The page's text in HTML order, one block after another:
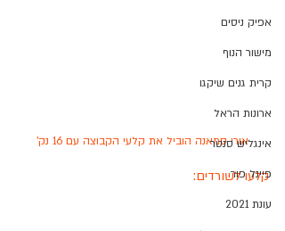
אפיק ניסים
מישור הנוף
קרית גנים שיקגו
ארונות הראל
אינגליש סנטר
פיינל פור
עונת 2021
אורי סמאנה הוביל את קלעי הקבוצה עם 16 נק'
קלעו לשורדים: